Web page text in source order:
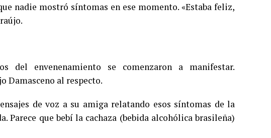
nadie mostró síntomas en ese momento. «Estaba feliz,
del envenenamiento se comenzaron a manifestar.
Damasceno al respecto.
de voz a su amiga relatando esos síntomas de la
Parece que bebí la cachaza (bebida alcohólica brasileña)